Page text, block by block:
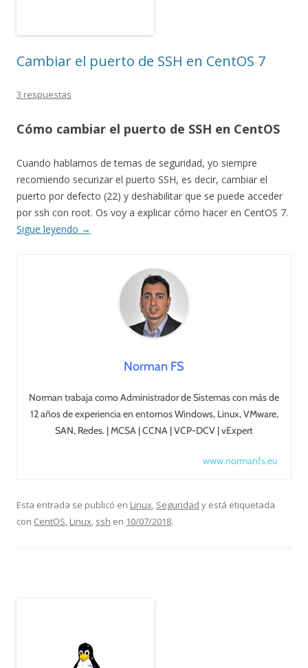
Cambiar el puerto de SSH en CentOS 7
3 respuestas
Cómo cambiar el puerto de SSH en CentOS
Cuando hablamos de temas de seguridad, yo siempre
recomiendo securizar el puerto SSH, es decir, cambiar el
puerto por defecto (22) y deshabilitar que se puede acceder
por ssh con root. Os voy a explicar cómo hacer en CentOS 7.
Sigue leyendo →
Norman FS
Norman trabaja como Administrador de Sistemas con más de
12 años de experiencia en entornos Windows, Linux, VMware,
SAN, Redes. | MCSA | CCNA | VCP-DCV | vExpert
www.normanfs.eu
Esta entrada se publicó en Linux, Seguridad y está etiquetada
con CentOS, Linux, ssh en 10/07/2018.